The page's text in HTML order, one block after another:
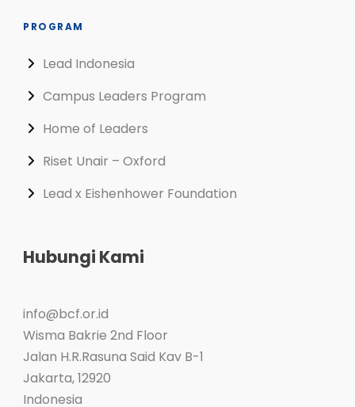
PROGRAM
Lead Indonesia
Campus Leaders Program
Home of Leaders
Riset Unair – Oxford
Lead x Eishenhower Foundation
Hubungi Kami
info@bcf.or.id
Wisma Bakrie 2nd Floor
Jalan H.R.Rasuna Said Kav B-1
Jakarta,12920
Indonesia